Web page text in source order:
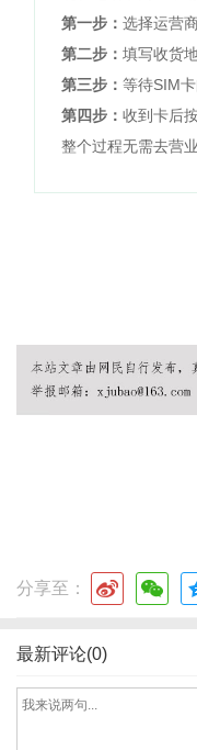
第一步： 选择运营
第二步： 填写收货
第三步： 等待SIM
第四步： 收到卡后
整个过程无需去营
分享至：
最新评论(0)